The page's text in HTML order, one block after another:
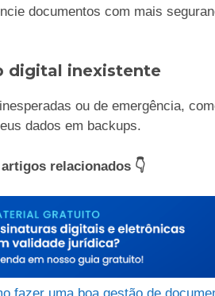
documentos com mais
digital inexistente
ou de emergência,
dados em backups.
relacionados 👇